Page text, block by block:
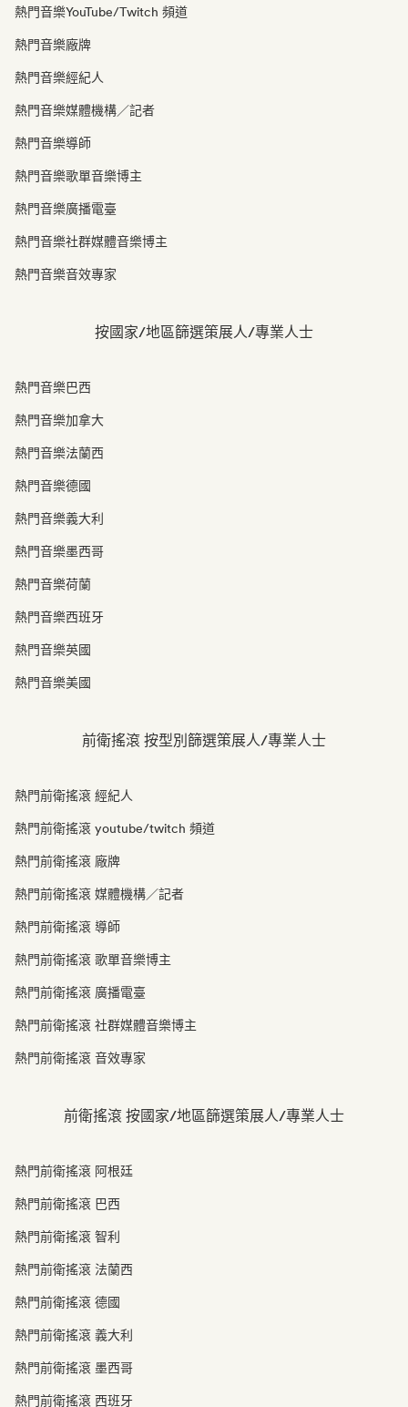
熱門音樂YouTube/Twitch 頻道
熱門音樂廠牌
熱門音樂經紀人
熱門音樂媒體機構／記者
熱門音樂導師
熱門音樂歌單音樂博主
熱門音樂廣播電臺
熱門音樂社群媒體音樂博主
熱門音樂音效專家
按國家/地區篩選策展人/專業人士
熱門音樂巴西
熱門音樂加拿大
熱門音樂法蘭西
熱門音樂德國
熱門音樂義大利
熱門音樂墨西哥
熱門音樂荷蘭
熱門音樂西班牙
熱門音樂英國
熱門音樂美國
前衛搖滾 按型別篩選策展人/專業人士
熱門前衛搖滾 經紀人
熱門前衛搖滾 youtube/twitch 頻道
熱門前衛搖滾 廠牌
熱門前衛搖滾 媒體機構／記者
熱門前衛搖滾 導師
熱門前衛搖滾 歌單音樂博主
熱門前衛搖滾 廣播電臺
熱門前衛搖滾 社群媒體音樂博主
熱門前衛搖滾 音效專家
前衛搖滾 按國家/地區篩選策展人/專業人士
熱門前衛搖滾 阿根廷
熱門前衛搖滾 巴西
熱門前衛搖滾 智利
熱門前衛搖滾 法蘭西
熱門前衛搖滾 德國
熱門前衛搖滾 義大利
熱門前衛搖滾 墨西哥
熱門前衛搖滾 西班牙